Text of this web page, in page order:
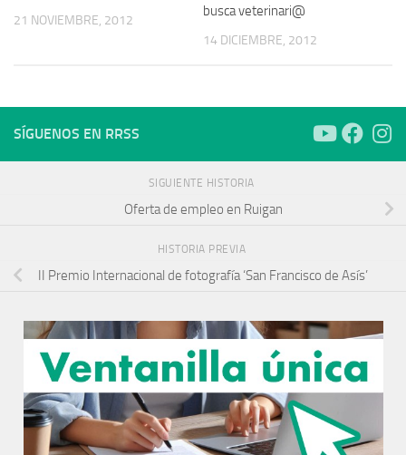
21 NOVIEMBRE, 2012
busca veterinari@
14 DICIEMBRE, 2012
SÍGUENOS EN RRSS
SIGUIENTE HISTORIA
Oferta de empleo en Ruigan
HISTORIA PREVIA
II Premio Internacional de fotografía ‘San Francisco de Asís’